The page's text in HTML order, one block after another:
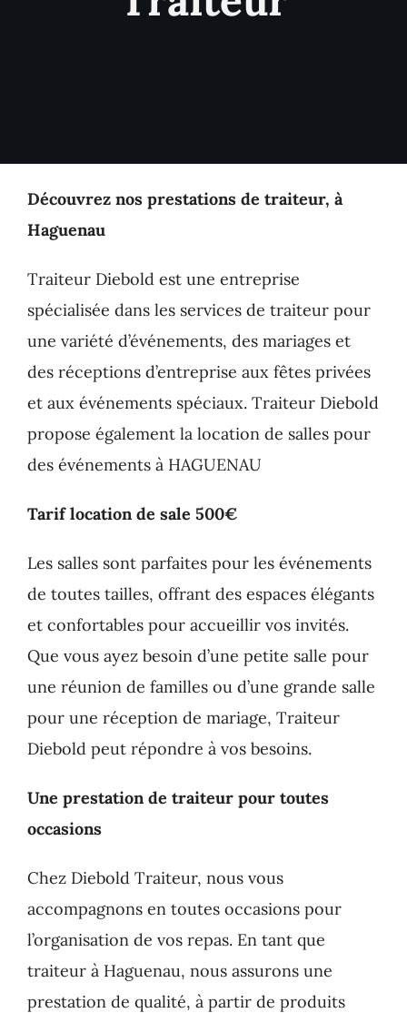
Découvrez nos prestations de traiteur, à
Haguenau
Traiteur Diebold est une entreprise
spécialisée dans les services de traiteur pour
une variété d’événements, des mariages et
des réceptions d’entreprise aux fêtes privées
et aux événements spéciaux. Traiteur Diebold
propose également la location de salles pour
des événements à HAGUENAU
Tarif location de sale 500€
Les salles sont parfaites pour les événements
de toutes tailles, offrant des espaces élégants
et confortables pour accueillir vos invités.
Que vous ayez besoin d’une petite salle pour
une réunion de familles ou d’une grande salle
pour une réception de mariage, Traiteur
Diebold peut répondre à vos besoins.
Une prestation de traiteur pour toutes
occasions
Chez Diebold Traiteur, nous vous
accompagnons en toutes occasions pour
l’organisation de vos repas. En tant que
traiteur à Haguenau, nous assurons une
prestation de qualité, à partir de produits